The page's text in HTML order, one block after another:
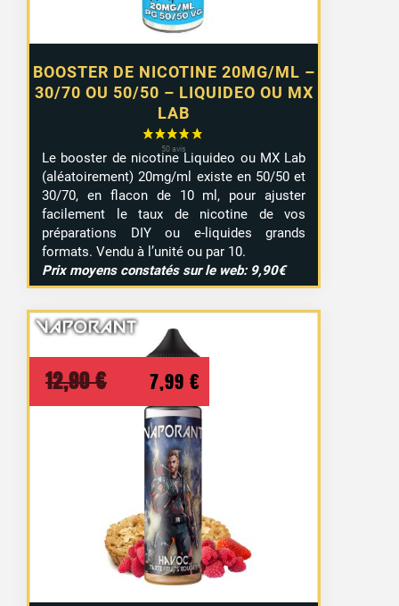
BOOSTER DE NICOTINE 20MG/ML –
30/70 OU 50/50 – LIQUIDEO OU MX
LAB
Le booster de nicotine Liquideo ou MX Lab
(aléatoirement) 20mg/ml existe en 50/50 et
30/70, en flacon de 10 ml, pour ajuster
facilement le taux de nicotine de vos
préparations DIY ou e-liquides grands
formats. Vendu à l’unité ou par 10.
Prix moyens constatés sur le web: 9,90€
12,90€
Le
prix
initial
était :
12,90 €.
7,99 €
prix